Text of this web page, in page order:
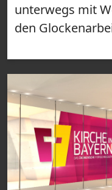
unterwegs mit
den